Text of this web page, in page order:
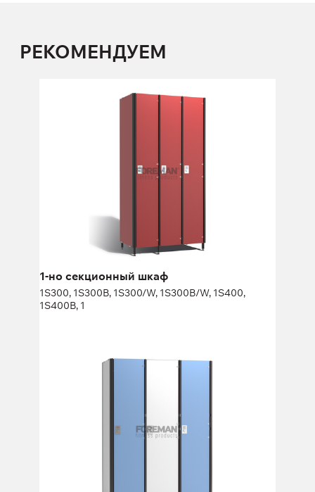
РЕКОМЕНДУЕМ
1-но секционный шкаф
1S300, 1S300B, 1S300/W, 1S300B/W, 1S400,
1S400B, 1
1-но секционный шкаф
1S300, 1S300B, 1S300/W, 1S300B/W, 1S400, 1S400B,
30 (40) см